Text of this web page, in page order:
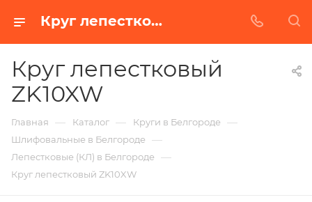
Круг лепестковый ZK10XW в Белгороде | Купить по недорогой цене от Абразивного Завода
Круг лепестковый
ZK10XW
Главная — Каталог — Круги в Белгороде —
Шлифовальные в Белгороде —
Лепестковые (КЛ) в Белгороде —
Круг лепестковый ZK10XW